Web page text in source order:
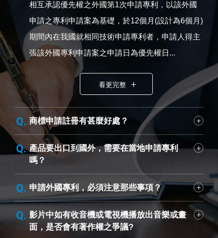
相互承認優先權之外國第1次申請專利，以該外國
申請之專利申請案為基礎，於12個月(設計為6個月)
期間內在我國就相同技術申請專利者，申請人得主
張該外國專利申請案之申請日為優先權日...
看更完整
商標申請註冊有甚麼好處？
產品要出口到國外，需要在當地申請專利
嗎？
申請外國專利，必須注意那些事項？
影片中如有收音機或電視機播放出音樂或畫
面，是否會有著作權之爭議?